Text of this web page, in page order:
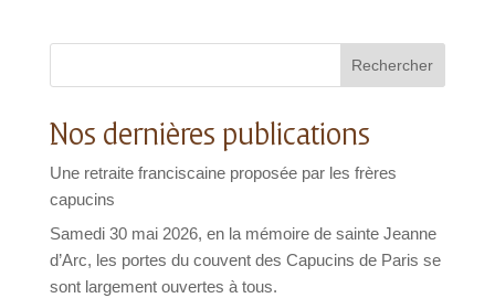
Rechercher
Nos dernières publications
Une retraite franciscaine proposée par les frères
capucins
Samedi 30 mai 2026, en la mémoire de sainte Jeanne
d’Arc, les portes du couvent des Capucins de Paris se
sont largement ouvertes à tous.